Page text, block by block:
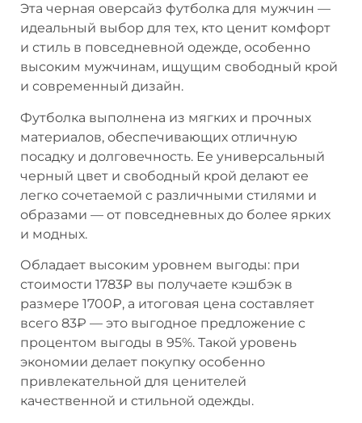
Эта черная оверсайз футболка для мужчин —
идеальный выбор для тех, кто ценит комфорт
и стиль в повседневной одежде, особенно
высоким мужчинам, ищущим свободный крой
и современный дизайн.
Футболка выполнена из мягких и прочных
материалов, обеспечивающих отличную
посадку и долговечность. Ее универсальный
черный цвет и свободный крой делают ее
легко сочетаемой с различными стилями и
образами — от повседневных до более ярких
и модных.
Обладает высоким уровнем выгоды: при
стоимости 1783₽ вы получаете кэшбэк в
размере 1700₽, а итоговая цена составляет
всего 83₽ — это выгодное предложение с
процентом выгоды в 95%. Такой уровень
экономии делает покупку особенно
привлекательной для ценителей
качественной и стильной одежды.